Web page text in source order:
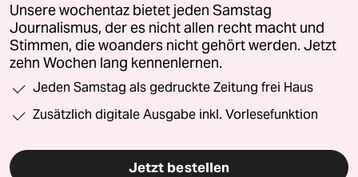
Unsere wochentaz bietet jeden Samstag
Journalismus, der es nicht allen recht macht und
Stimmen, die woanders nicht gehört werden. Jetzt
zehn Wochen lang kennenlernen.
Jeden Samstag als gedruckte Zeitung frei Haus
Zusätzlich digitale Ausgabe inkl. Vorlesefunktion
Jetzt bestellen